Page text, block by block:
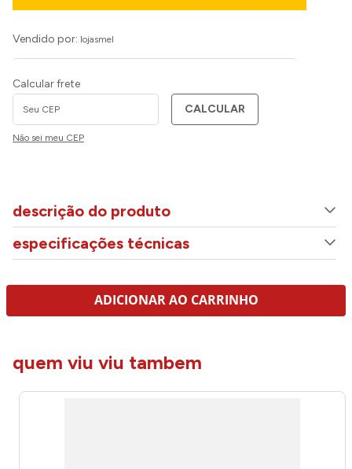
Vendido por: lojasmel
Calcular frete
CALCULAR
Não sei meu CEP
descrição do produto
especificações técnicas
ADICIONAR AO CARRINHO
quem viu viu tambem